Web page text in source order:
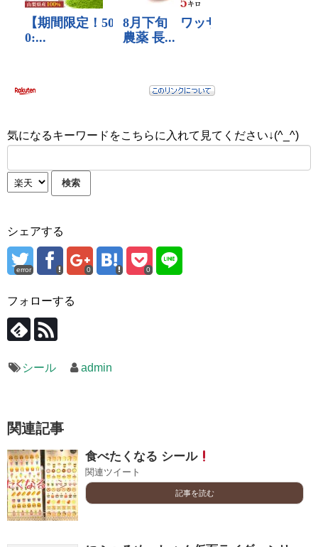
気になるキーワードをこちらに入れて見てください↓(^_^)
シェアする
error 0 0
フォローする
シール admin
関連記事
食べたくなる シール
関連ツイート
記事を読む